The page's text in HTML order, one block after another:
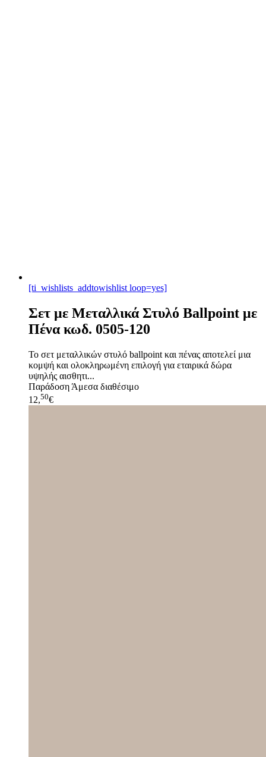
[ti_wishlists_addtowishlist loop=yes]
Σετ με Μεταλλικά Στυλό Ballpoint με
Πένα κωδ. 0505-120
Το σετ μεταλλικών στυλό ballpoint και πένας αποτελεί μια
κομψή και ολοκληρωμένη επιλογή για εταιρικά δώρα
υψηλής αισθητι...
Παράδοση Άμεσα διαθέσιμο
12,50€